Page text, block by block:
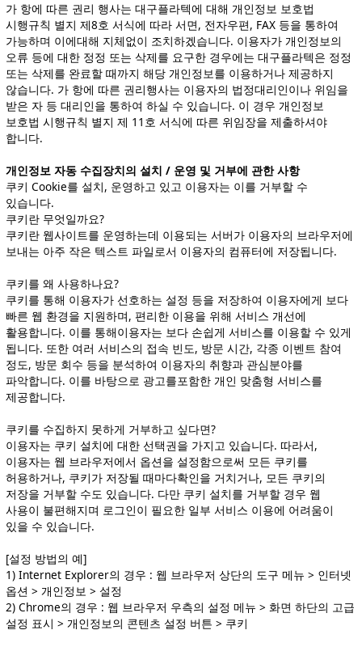
가 항에 따른 권리 행사는 대구플라텍에 대해 개인정보 보호법
시행규칙 별지 제8호 서식에 따라 서면, 전자우편, FAX 등을 통하여
가능하며 이에대해 지체없이 조치하겠습니다. 이용자가 개인정보의
오류 등에 대한 정정 또는 삭제를 요구한 경우에는 대구플라텍은 정정
또는 삭제를 완료할 때까지 해당 개인정보를 이용하거나 제공하지
않습니다. 가 항에 따른 권리행사는 이용자의 법정대리인이나 위임을
받은 자 등 대리인을 통하여 하실 수 있습니다. 이 경우 개인정보
보호법 시행규칙 별지 제 11호 서식에 따른 위임장을 제출하셔야
합니다.
개인정보 자동 수집장치의 설치 / 운영 및 거부에 관한 사항
쿠키 Cookie를 설치, 운영하고 있고 이용자는 이를 거부할 수
있습니다.
쿠키란 무엇일까요?
쿠키란 웹사이트를 운영하는데 이용되는 서버가 이용자의 브라우저에
보내는 아주 작은 텍스트 파일로서 이용자의 컴퓨터에 저장됩니다.
쿠키를 왜 사용하나요?
쿠키를 통해 이용자가 선호하는 설정 등을 저장하여 이용자에게 보다
빠른 웹 환경을 지원하며, 편리한 이용을 위해 서비스 개선에
활용합니다. 이를 통해이용자는 보다 손쉽게 서비스를 이용할 수 있게
됩니다. 또한 여러 서비스의 접속 빈도, 방문 시간, 각종 이벤트 참여
정도, 방문 회수 등을 분석하여 이용자의 취향과 관심분야를
파악합니다. 이를 바탕으로 광고를포함한 개인 맞춤형 서비스를
제공합니다.
쿠키를 수집하지 못하게 거부하고 싶다면?
이용자는 쿠키 설치에 대한 선택권을 가지고 있습니다. 따라서,
이용자는 웹 브라우저에서 옵션을 설정함으로써 모든 쿠키를
허용하거나, 쿠키가 저장될 때마다확인을 거치거나, 모든 쿠키의
저장을 거부할 수도 있습니다. 다만 쿠키 설치를 거부할 경우 웹
사용이 불편해지며 로그인이 필요한 일부 서비스 이용에 어려움이
있을 수 있습니다.
[설정 방법의 예]
1) Internet Explorer의 경우 : 웹 브라우저 상단의 도구 메뉴 > 인터넷
옵션 > 개인정보 > 설정
2) Chrome의 경우 : 웹 브라우저 우측의 설정 메뉴 > 화면 하단의 고급
설정 표시 > 개인정보의 콘텐츠 설정 버튼 > 쿠키